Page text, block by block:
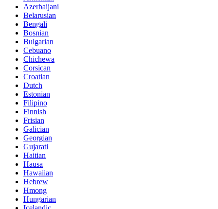
Azerbaijani
Belarusian
Bengali
Bosnian
Bulgarian
Cebuano
Chichewa
Corsican
Croatian
Dutch
Estonian
Filipino
Finnish
Frisian
Galician
Georgian
Gujarati
Haitian
Hausa
Hawaiian
Hebrew
Hmong
Hungarian